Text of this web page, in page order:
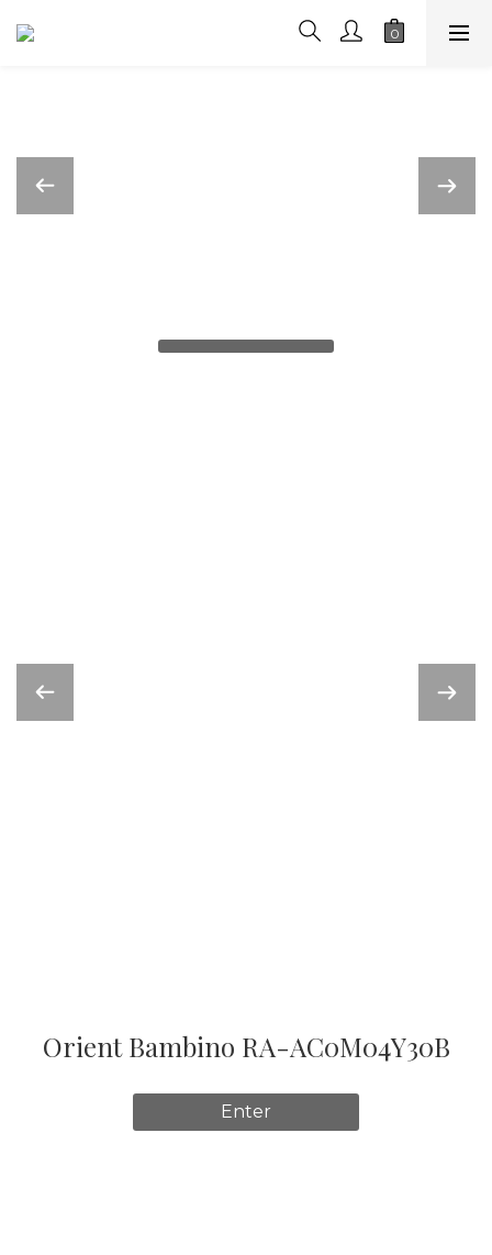
Orient Bambino RA-AC0M04Y30B
Enter